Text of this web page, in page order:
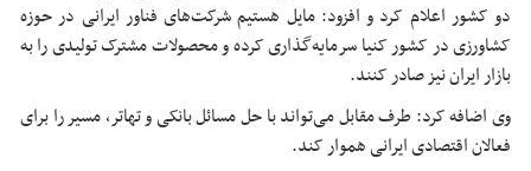
دو کشور اعلام کرد و افزود: مایل هستیم شرکت‌های فناور ایرانی در حوزه
کشاورزی در کشور کنیا سرمایه‌گذاری کرده و محصولات مشترک تولیدی را به
بازار ایران نیز صادر کنند.
وی اضافه کرد: طرف مقابل می‌تواند با حل مسائل بانکی و تهاتر، مسیر را برای
فعالان اقتصادی ایرانی هموار کند.